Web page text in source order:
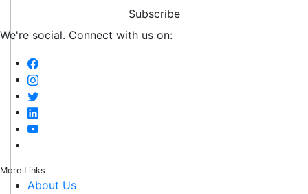
Subscribe
We're social. Connect with us on:
More Links
About Us